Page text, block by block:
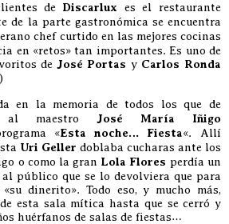
de Discarlux es el restaurante
de la parte gastronómica se encuentra
chef curtido en las mejores cocinas
en «retos» tan importantes. Es uno de
de José Portas y Carlos Ronda
en la memoria de todos los que de
al maestro José María Iñigo
«Esta noche… Fiesta«. Allí
Uri Geller doblaba cucharas ante los
o como la gran Lola Flores perdía un
público que se lo devolviera que para
dinerito». Todo eso, y mucho más,
esta sala mítica hasta que se cerró y
huérfanos de salas de fiestas…